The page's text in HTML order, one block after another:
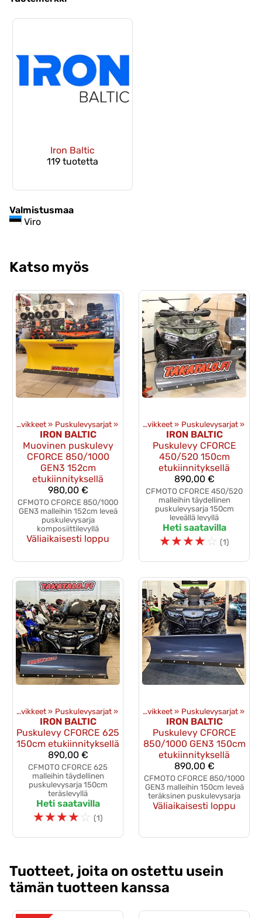
Iron Baltic
119 tuotetta
Valmistusmaa
Viro
Katso myös
Puskulevyt ja tarvikkeet ‪» Puskulevysarjat ‪»
IRON BALTIC
Muovinen puskulevy
CFORCE 850/1000
GEN3 152cm
etukiinnityksellä
980,00 €
CFMOTO CFORCE 850/1000
GEN3 malleihin 152cm leveä
puskulevysarja
komposiittilevyllä
Väliaikaisesti loppu
Mönkijän lisävarusteet ‪» Puskulevyt ja tarvikkeet ‪» Puskulevysarjat ‪»
IRON BALTIC
Puskulevy CFORCE
450/520 150cm
etukiinnityksellä
890,00 €
CFMOTO CFORCE 450/520
malleihin täydellinen
puskulevysarja 150cm
leveällä levyllä
Heti saatavilla
☆☆☆☆☆ (1)
Puskulevyt ja tarvikkeet ‪» Puskulevysarjat ‪»
IRON BALTIC
Puskulevy CFORCE 625
150cm etukiinnityksellä
890,00 €
CFMOTO CFORCE 625
malleihin täydellinen
puskulevysarja 150cm
teräslevyllä
Heti saatavilla
☆☆☆☆☆ (1)
Mönkijän lisävarusteet ‪» Puskulevyt ja tarvikkeet ‪» Puskulevysarjat ‪»
IRON BALTIC
Puskulevy CFORCE
850/1000 GEN3 150cm
etukiinnityksellä
890,00 €
CFMOTO CFORCE 850/1000
GEN3 malleihin 150cm leveä
teräksinen puskulevysarja
Väliaikaisesti loppu
Tuotteet, joita on ostettu usein
tämän tuotteen kanssa